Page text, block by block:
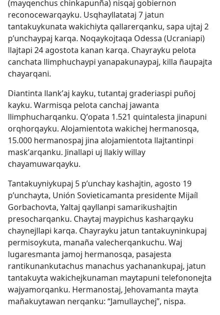
(mayqenchus chinkapunña) nisqaj gobiernon
reconocewarqayku. Usqhayllatataj 7 jatun
tantakuykunata wakichiyta qallarerqanku, sapa ujtaj 2
pʼunchaypaj karqa. Noqaykojtaqa Odessa (Ucraniapi)
llajtapi 24 agostota kanan karqa. Chayrayku pelota
canchata llimphuchaypi yanapakunaypaj, killa ñaupajta
chayarqani.
Diantinta llankʼaj kayku, tutantaj graderiaspi puñoj
kayku. Warmisqa pelota canchaj jawanta
llimphucharqanku. Qʼopata 1.521 quintalesta jinapuni
orqhorqayku. Alojamientota wakichej hermanosqa,
15.000 hermanospaj jina alojamientota llajtantinpi
maskʼarqanku. Jinallapi uj llakiy willay
chayamuwarqayku.
Tantakuyniykupaj 5 pʼunchay kashajtin, agosto 19
pʼunchayta, Unión Sovieticamanta presidente Mijaíl
Gorbachovta, Yaltaj qayllanpi samarikushajtin
presocharqanku. Chaytaj maypichus kasharqayku
chaynejllapi karqa. Chayrayku jatun tantakuyninkupaj
permisoykuta, manaña valecherqankuchu. Waj
lugaresmanta jamoj hermanosqa, pasajesta
rantikunankutachus manachus yachanankupaj, jatun
tantakuyta wakichejkunaman maytapuni telefononejta
wajyamorqanku. Hermanostaj, Jehovamanta mayta
mañakuytawan nerqanku: “Jamullaychej”, nispa.